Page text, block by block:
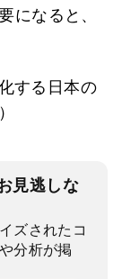
になると、
する日本の
見逃しな
ズされたコ
分析が掲